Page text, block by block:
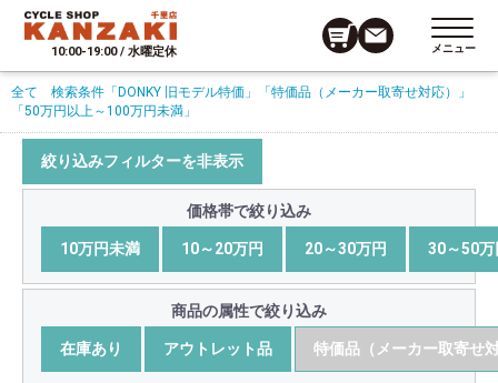
10:00-19:00 / 水曜定休 メニュー
全て 検索条件 「DONKY 旧モデル特価」
「特価品（メーカー取寄せ対応）」
「50万円以上～100万円未満」
絞り込みフィルターを非表示
価格帯で絞り込み
10万円未満 10～20万円 20～30万円 30～50万
商品の属性で絞り込み
在庫あり アウトレット品 特価品（メーカー取寄せ